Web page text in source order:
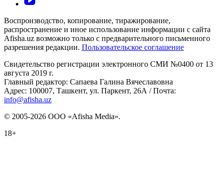
Воспроизводство, копирование, тиражирование,
распространение и иное использование информации с сайта
Afisha.uz возможно только с предварительного письменного
разрешения редакции. Пользовательское соглашение
Свидетельство регистрации электронного СМИ №0400 от 13
августа 2019 г.
Главный редактор: Сапаева Галина Вячеславовна
Адрес: 100007, Ташкент, ул. Паркент, 26А / Почта:
info@afisha.uz
© 2005-2026 ООО «Afisha Media».
18+